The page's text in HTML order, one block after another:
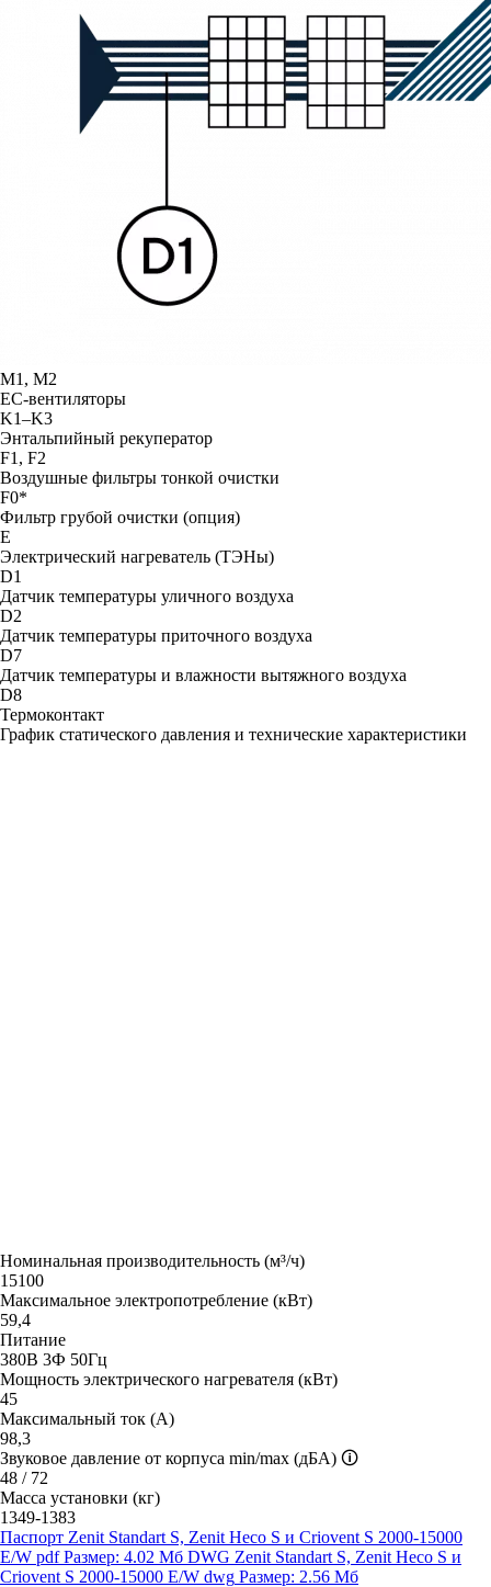
М1, М2
ЕС-вентиляторы
K1–K3
Энтальпийный рекуператор
F1, F2
Воздушные фильтры тонкой очистки
F0*
Фильтр грубой очистки (опция)
Е
Электрический нагреватель (ТЭНы)
D1
Датчик температуры уличного воздуха
D2
Датчик температуры приточного воздуха
D7
Датчик температуры и влажности вытяжного воздуха
D8
Термоконтакт
График статического давления и технические характеристики
Номинальная производительность (м³/ч)
15100
Максимальное электропотребление (кВт)
59,4
Питание
380В 3Ф 50Гц
Мощность электрического нагревателя (кВт)
45
Максимальный ток (А)
98,3
Звуковое давление от корпуса min/max (дБА) 🛈
48 / 72
Масса установки (кг)
1349-1383
Паспорт Zenit Standart S, Zenit Heco S и Criovent S 2000-15000
E/W pdf Размер: 4.02 Мб DWG Zenit Standart S, Zenit Heco S и
Criovent S 2000-15000 E/W dwg Размер: 2.56 Мб